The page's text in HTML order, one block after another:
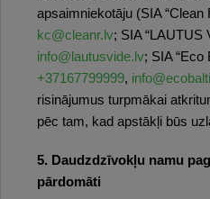
apsaimniekotāju (SIA “Clean
kc@cleanr.lv; SIA “LAUTUS
info@lautusvide.lv; SIA “Eco
+37167799999,
risinājumus turpmākai
pēc tam, kad apstākļi būs
5. Daudzdzīvokļu namu
pārdomāti